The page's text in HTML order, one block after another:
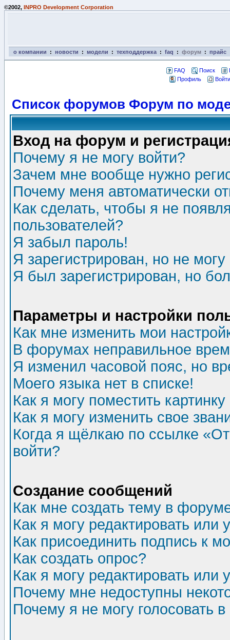
©2002, INPRO Development Corporation
о компании : новости : модели : техподдержка : faq : форум : прайс
FAQ Поиск
Профиль
Список форумов Форум по
Вход на форум и
Почему я не могу войти?
Зачем мне вообще нужно
Почему меня автоматически
Как сделать, чтобы я не
пользователей?
Я забыл пароль!
Я зарегистрирован, но не могу
Я был зарегистрирован, но
Параметры и настройки
Как мне изменить мои
В форумах неправильное
Я изменил часовой пояс, но
Моего языка нет в списке!
Как я могу поместить
Как я могу изменить свое
Когда я щёлкаю по ссылке
войти?
Создание сообщений
Как мне создать тему в
Как я могу редактировать или
Как присоединить подпись к
Как создать опрос?
Как я могу редактировать или
Почему мне недоступны
Почему я не могу голосовать